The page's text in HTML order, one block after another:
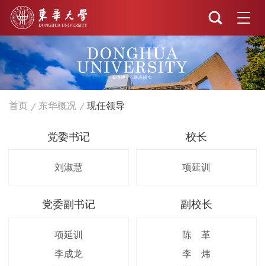
首页 东华概况 现任领导
党委书记
刘淑慧
校长
项延训
党委副书记
项延训
李成龙
副校长
陈 革
李 炜